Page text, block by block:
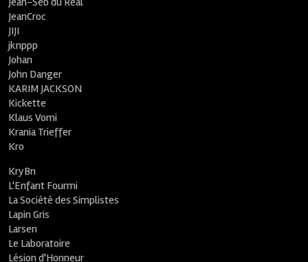
JeanCroc
JIJI
jknppp
Johan
John Danger
KARIM JACKSON
Kickette
Klaus Vomi
Krania Trieffer
Kro
KryBn
L'Enfant Fourmi
La Société des Simplistes
Lapin Gris
Larsen
Le Laboratoire
Lésion d'Honneur